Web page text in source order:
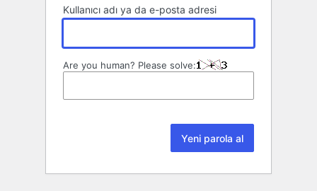
Kullanıcı adı ya da e-posta adresi
Are you human? Please solve: